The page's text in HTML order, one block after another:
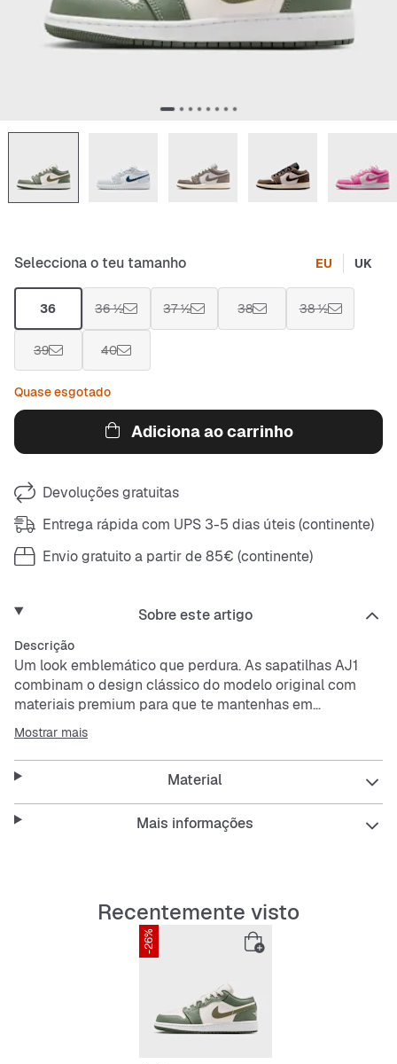
Selecciona o teu tamanho EU UK
36 36 ½ 37 ½ 38 38 ½
39 40
Quase esgotado
Adiciona ao carrinho
Devoluções gratuitas
Entrega rápida com UPS 3-5 dias úteis (continente)
Envio gratuito a partir de 85€ (continente)
Sobre este artigo
Descrição
Um look emblemático que perdura. As sapatilhas AJ1
combinam o design clássico do modelo original com
materiais premium para que te mantenhas em
movimento durante todo o dia.
Parte superior em pele genuína e sintética para
proporcionar conforto duradouro.
A unidade Nike Air no calcanhar cria um amortecimento
leve e reativo.
Mostrar mais
Material
Mais informações
Recentemente visto
-26%